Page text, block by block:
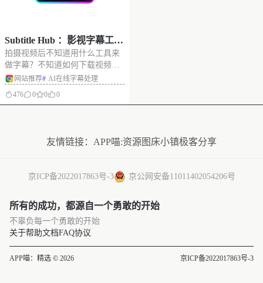
Subtitle Hub ：影视字幕工具
一站式导航平台,多种免费字
幕工具供您选择
拍摄视频后不知道用什么工具来
做字幕？不知道如何下载视频中
的字幕？ Subtitle Hub来帮助你解
翻译工具，在线字幕编辑器、字
择，满足您不同的需求。 网
网站推荐# AI在线字幕处理
476
0 0 0
友情链接： APP喵:资源 图床小镇极客分享
京ICP备2022017863号-3 京公网安备11011402054206号
所有的成功，都源自一个勇敢的开始
不辜负每一个勇敢的开始
关于帮助文档FAQ协议
APP喵：精选 © 2026 京ICP备2022017863号-3